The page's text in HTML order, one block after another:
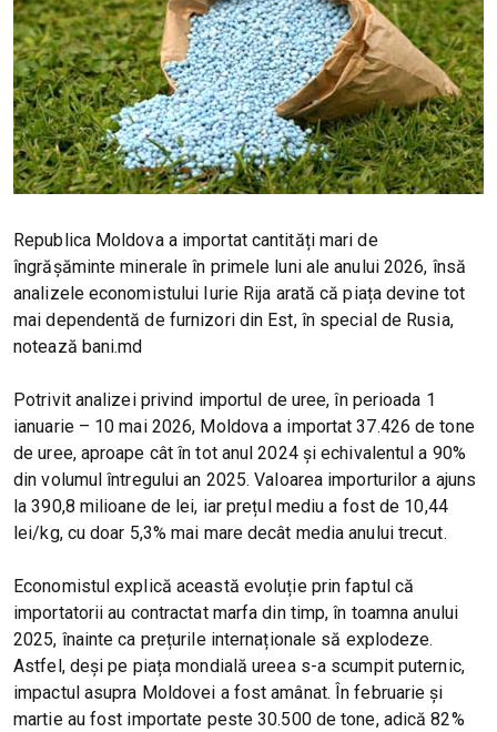
Republica Moldova a importat cantități mari de
îngrășăminte minerale în primele luni ale anului 2026, însă
analizele economistului Iurie Rija arată că piața devine tot
mai dependentă de furnizori din Est, în special de Rusia,
notează bani.md
Potrivit analizei privind importul de uree, în perioada 1
ianuarie – 10 mai 2026, Moldova a importat 37.426 de tone
de uree, aproape cât în tot anul 2024 și echivalentul a 90%
din volumul întregului an 2025. Valoarea importurilor a ajuns
la 390,8 milioane de lei, iar prețul mediu a fost de 10,44
lei/kg, cu doar 5,3% mai mare decât media anului trecut.
Economistul explică această evoluție prin faptul că
importatorii au contractat marfa din timp, în toamna anului
2025, înainte ca prețurile internaționale să explodeze.
Astfel, deși pe piața mondială ureea s-a scumpit puternic,
impactul asupra Moldovei a fost amânat. În februarie și
martie au fost importate peste 30.500 de tone, adică 82%